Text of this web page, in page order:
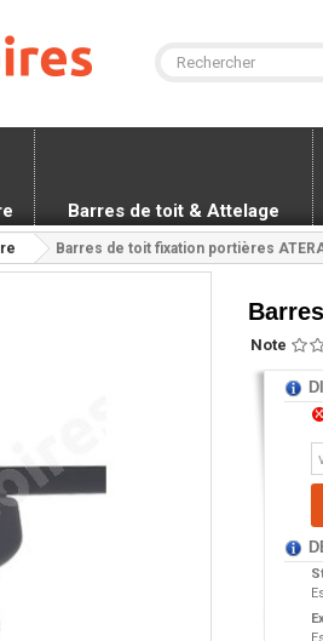
Barres de toit & Attelage
Barres de toit fixation portières
Note